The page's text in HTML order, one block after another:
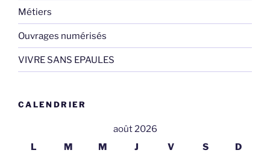
Métiers
Ouvrages numérisés
VIVRE SANS EPAULES
CALENDRIER
août 2026
L
M M J V S D